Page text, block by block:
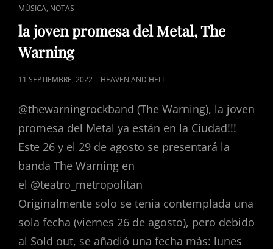
CAT
LINKS
MÚSICA, NOTAS
la joven promesa del Metal, The
Warning
POSTED
11 SEPTIEMBRE, 2022 HEAVEN AND HELL
@thewarningrockband (The Warning), la joven
promesa del Metal ya están en la Ciudad!!!
Este 26 y el 29 de agosto se presentará la
banda The Warning en
el @teatro_metropolitan
Originalmente solo se tenia contemplada una
sola fecha (viernes 26 de agosto), pero debido
al Sold out, se añadió una fecha más: lunes